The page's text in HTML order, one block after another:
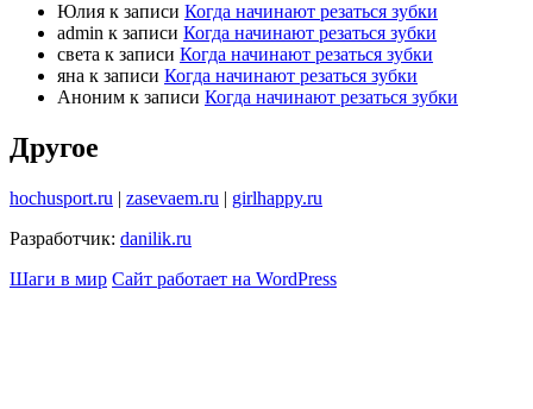
Юлия к записи Когда начинают резаться зубки
admin к записи Когда начинают резаться зубки
света к записи Когда начинают резаться зубки
яна к записи Когда начинают резаться зубки
Аноним к записи Когда начинают резаться зубки
Другое
hochusport.ru | zasevaem.ru | girlhappy.ru
Разработчик: danilik.ru
Шаги в мир Сайт работает на WordPress